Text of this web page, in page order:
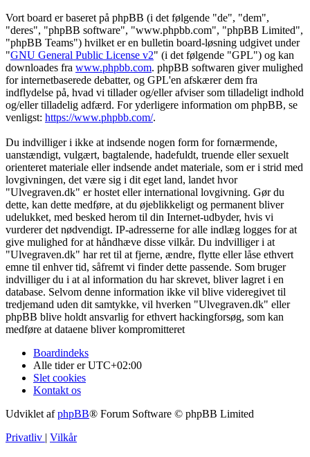
Vort board er baseret på phpBB (i det følgende "de", "dem",
"deres", "phpBB software", "www.phpbb.com", "phpBB Limited",
"phpBB Teams") hvilket er en bulletin board-løsning udgivet under
"GNU General Public License v2" (i det følgende "GPL") og kan
downloades fra www.phpbb.com. phpBB softwaren giver mulighed
for internetbaserede debatter, og GPL'en afskærer dem fra
indflydelse på, hvad vi tillader og/eller afviser som tilladeligt indhold
og/eller tilladelig adfærd. For yderligere information om phpBB, se
venligst: https://www.phpbb.com/.
Du indvilliger i ikke at indsende nogen form for fornærmende,
uanstændigt, vulgært, bagtalende, hadefuldt, truende eller sexuelt
orienteret materiale eller indsende andet materiale, som er i strid med
lovgivningen, det være sig i dit eget land, landet hvor
"Ulvegraven.dk" er hostet eller international lovgivning. Gør du
dette, kan dette medføre, at du øjeblikkeligt og permanent bliver
udelukket, med besked herom til din Internet-udbyder, hvis vi
vurderer det nødvendigt. IP-adresserne for alle indlæg logges for at
give mulighed for at håndhæve disse vilkår. Du indvilliger i at
"Ulvegraven.dk" har ret til at fjerne, ændre, flytte eller låse ethvert
emne til enhver tid, såfremt vi finder dette passende. Som bruger
indvilliger du i at al information du har skrevet, bliver lagret i en
database. Selvom denne information ikke vil blive videregivet til
tredjemand uden dit samtykke, vil hverken "Ulvegraven.dk" eller
phpBB blive holdt ansvarlig for ethvert hackingforsøg, som kan
medføre at dataene bliver kompromitteret
Boardindeks
Alle tider erUTC+02:00
Slet cookies
Kontakt os
Udviklet afphpBB® Forum Software © phpBB Limited
Privatliv | Vilkår